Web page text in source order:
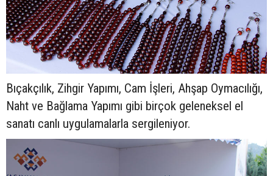
Bıçakçılık, Zihgir Yapımı, Cam İşleri, Ahşap Oymacılığı,
Naht ve Bağlama Yapımı gibi birçok geleneksel el
sanatı canlı uygulamalarla sergileniyor.